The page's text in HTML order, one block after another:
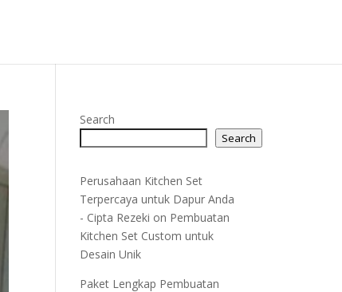
Search
Search
Perusahaan Kitchen Set
Terpercaya untuk Dapur Anda
- Cipta Rezeki on Pembuatan
Kitchen Set Custom untuk
Desain Unik
Paket Lengkap Pembuatan